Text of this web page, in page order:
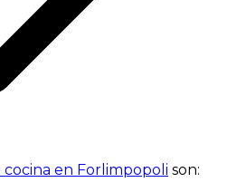
cocina en Forlimpopoli son: